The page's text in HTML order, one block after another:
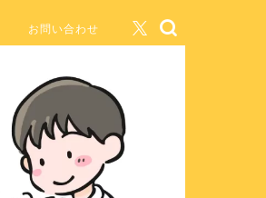
お問い合わせ